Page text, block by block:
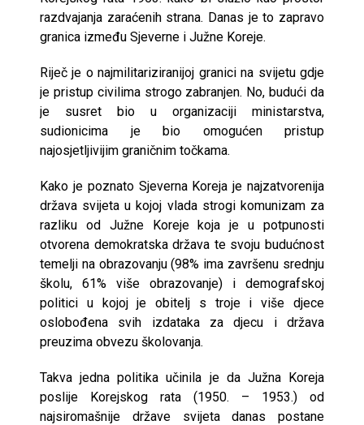
razdvajanja zaraćenih strana. Danas je to zapravo
granica između Sjeverne i Južne Koreje.
Riječ je o najmilitariziranijoj granici na svijetu gdje
je pristup civilima strogo zabranjen. No, budući da
je susret bio u organizaciji ministarstva,
sudionicima je bio omogućen pristup
najosjetljivijim graničnim točkama.
Kako je poznato Sjeverna Koreja je najzatvorenija
država svijeta u kojoj vlada strogi komunizam za
razliku od Južne Koreje koja je u potpunosti
otvorena demokratska država te svoju budućnost
temelji na obrazovanju (98% ima završenu srednju
školu, 61% više obrazovanje) i demografskoj
politici u kojoj je obitelj s troje i više djece
oslobođena svih izdataka za djecu i država
preuzima obvezu školovanja.
Takva jedna politika učinila je da Južna Koreja
poslije Korejskog rata (1950. – 1953.) od
najsiromašnije države svijeta danas postane